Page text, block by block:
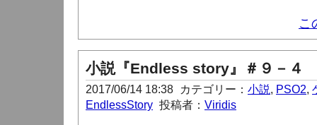
こ
小説『Endless story』＃９－４
2017/06/14 18:38 カテゴリー： 小説, PSO2,
EndlessStory 投稿者： Viridis